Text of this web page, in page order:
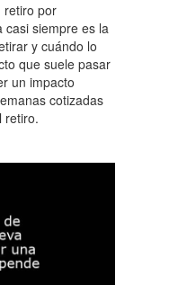
retiro por
casi siempre es la
y cuándo lo
que suele pasar
un impacto
cotizadas
retiro.